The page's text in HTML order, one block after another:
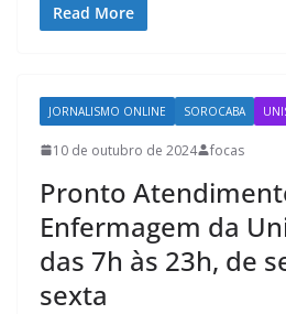
Read More
JORNALISMO ONLINE SOROCABA
10 de outubro de 2024 focas
Pronto
Enfermagem da
das 7h às 23h, de
sexta